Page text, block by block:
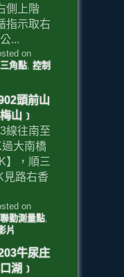
側上階
指示取右
...
on
角點, 控制
頭前山
山﹞
線往南至
大南橋
】，順三
見路右香
on
勤測量點,
片
牛尿庄
湖﹞